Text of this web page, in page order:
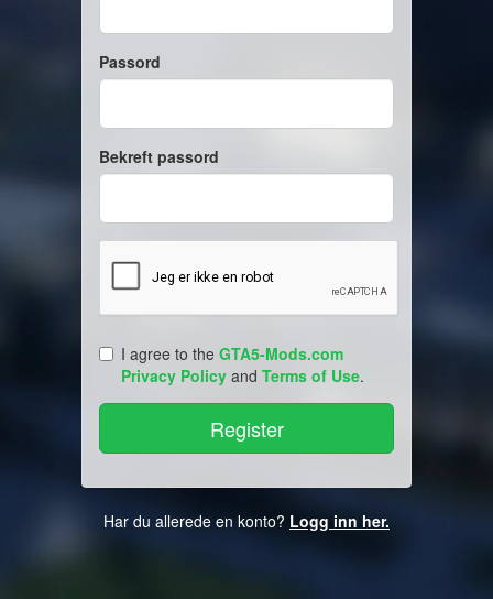
Passord
Bekreft passord
I agree to the GTA5-Mods.com
Privacy Policy and Terms of Use.
Har du allerede en konto? Logg inn her.